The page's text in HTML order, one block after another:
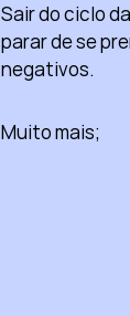
Sair do ciclo
parar de se
negativos.
Muito mais;